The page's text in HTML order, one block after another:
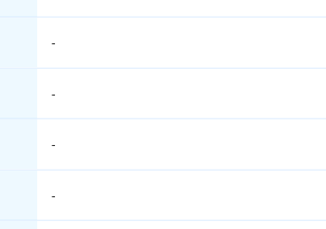
-
-
-
-